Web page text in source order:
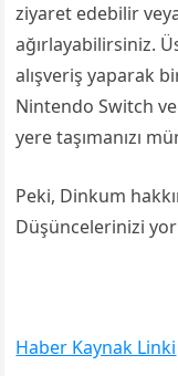
ziyaret edebilir
ağırlayabilirsiniz.
alışveriş yaparak
Nintendo Switch
yere taşımanızı
Peki, Dinkum
Düşüncelerinizi
Haber Kaynak Linki